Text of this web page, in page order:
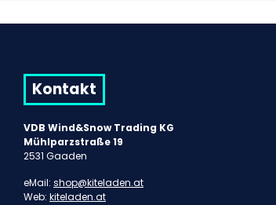
Kontakt
VDB Wind&Snow Trading KG
Mühlparzstraße 19
2531 Gaaden
eMail: shop@kiteladen.at
Web: kiteladen.at